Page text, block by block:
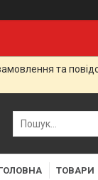
та
ТОВАРИ